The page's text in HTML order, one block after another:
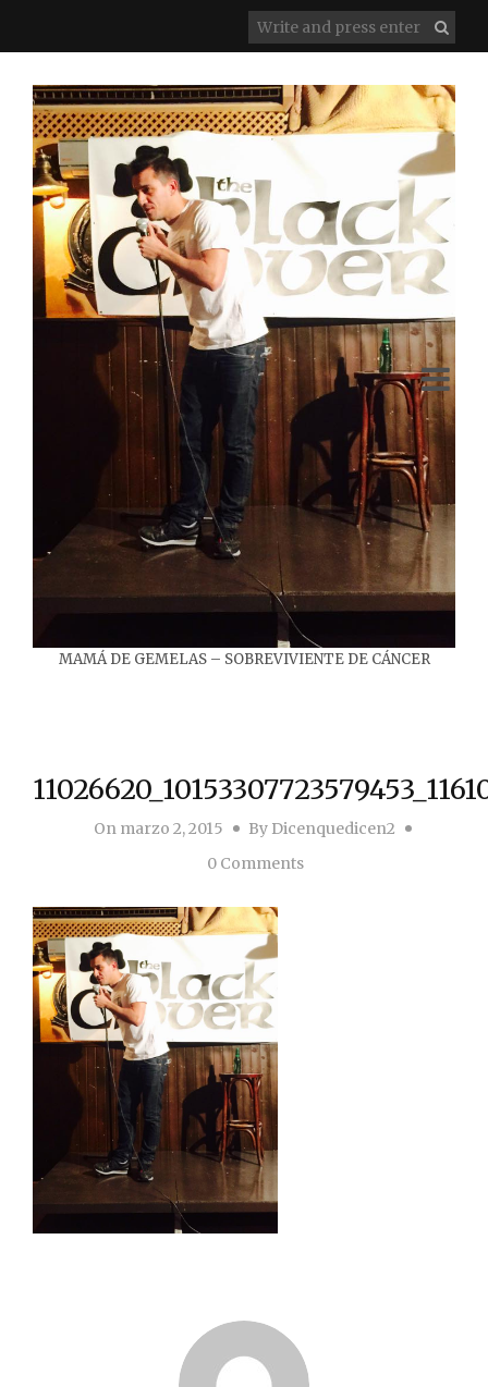
MAMÁ DE GEMELAS – SOBREVIVIENTE DE CÁNCER
Onmarzo 2, 2015 By Dicenquedicen2
0 Comments